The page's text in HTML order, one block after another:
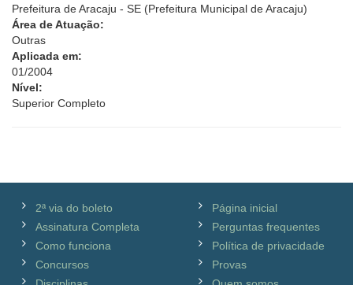
Prefeitura de Aracaju - SE (Prefeitura Municipal de Aracaju)
Área de Atuação:
Outras
Aplicada em:
01/2004
Nível:
Superior Completo
2ª via do boleto
Assinatura Completa
Como funciona
Concursos
Página inicial
Perguntas frequentes
Política de privacidade
Provas